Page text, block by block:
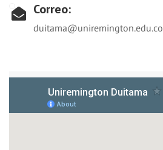
Correo:
duitama@uniremington.edu.co